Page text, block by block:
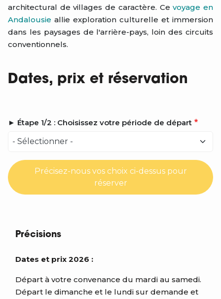
architectural de villages de caractère. Cevoyage en
Andalousie allie exploration culturelle et immersion
dans les paysages de l'arrière-pays, loin des circuits
conventionnels.
Dates, prix et réservation
► Étape 1/2 : Choisissez votre période de départ
Précisez-nous vos choix ci-dessus pour
réserver
Précisions
Dates et prix 2026 :
Départ à votre convenance du mardi au samedi.
Départ le dimanche et le lundi sur demande et